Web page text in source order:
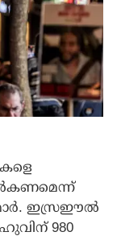
ഇസ്രഈല്‍
980